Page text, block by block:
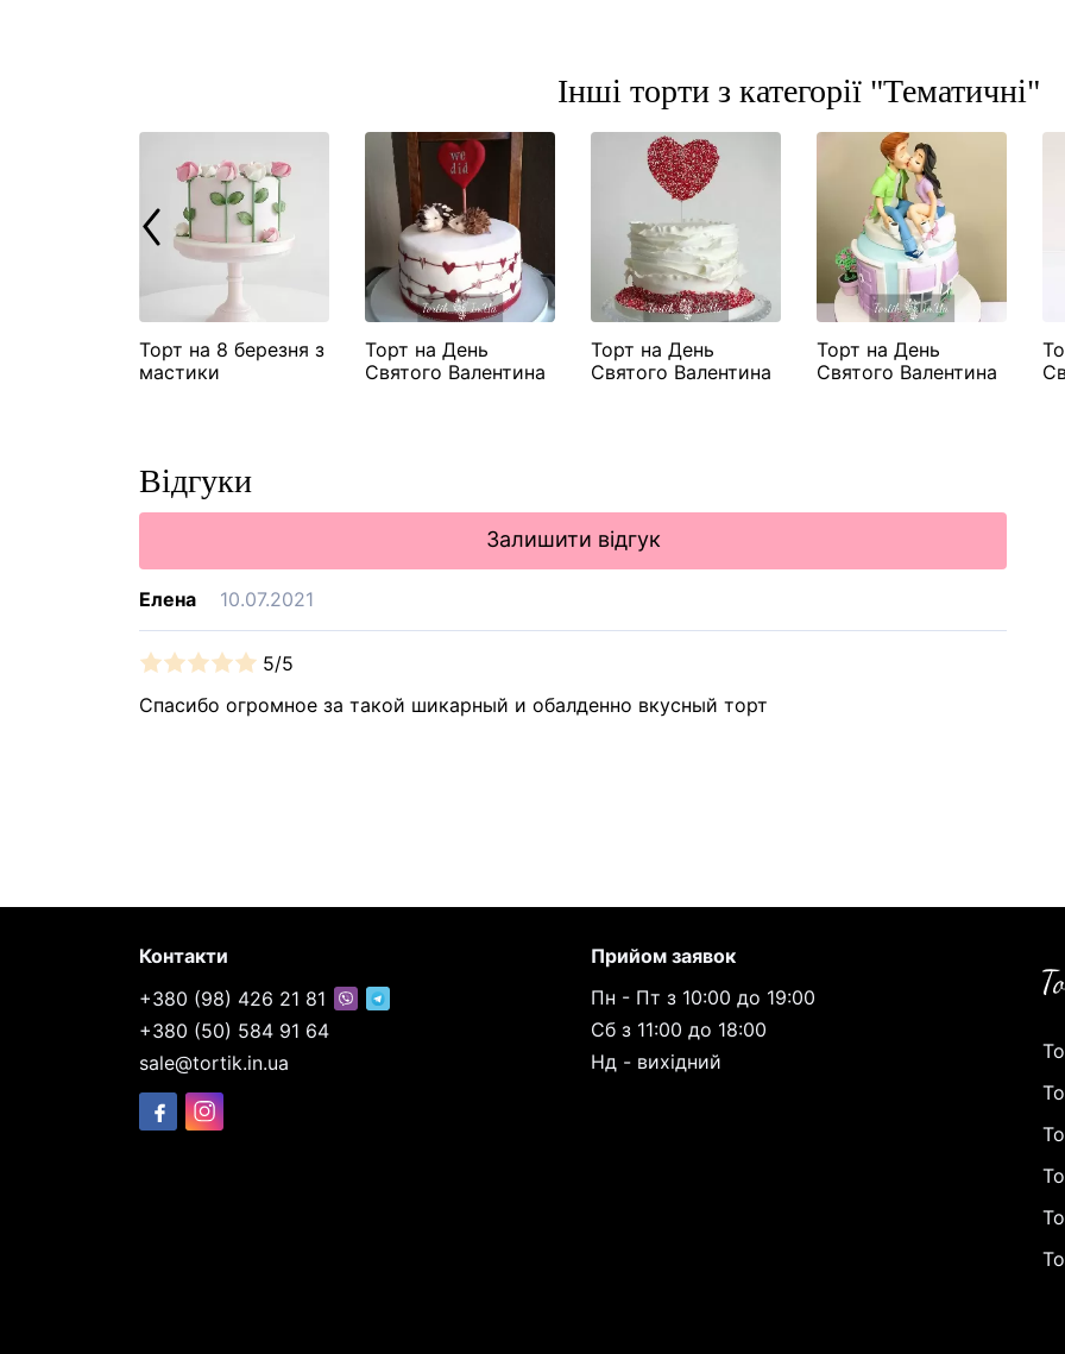
Інші торти з категорії "Тематичні"
Торт на 8 березня з
мастики
Торт на День
Святого Валентина
Торт на День
Святого Валентина
Торт на День
Святого Валентина
Відгуки
Залишити відгук
Елена 10.07.2021
5/5
Спасибо огромное за такой шикарный и обалденно вкусный торт
Контакти
+380 (98) 426 21 81
+380 (50) 584 91 64
sale@tortik.in.ua
Прийом заявок
Пн - Пт з 10:00 до 19:00
Сб з 11:00 до 18:00
Нд - вихідний